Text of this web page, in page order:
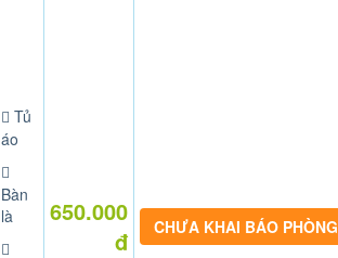
Tủ
áo
Bàn
là
650.000
đ
CHƯA KHAI BÁO PHÒNG